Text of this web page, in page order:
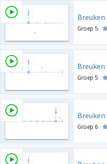
Groep 5
Groep 5
Groep 6